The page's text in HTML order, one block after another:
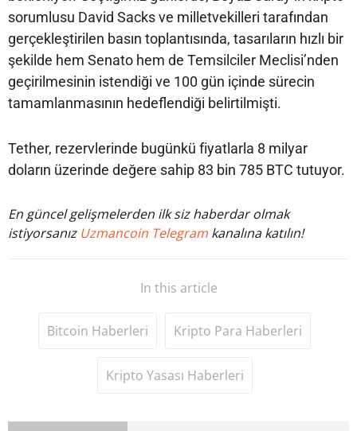
sorumlusu David Sacks ve milletvekilleri tarafından
gerçekleştirilen basın toplantısında, tasarıların hızlı bir
şekilde hem Senato hem de Temsilciler Meclisi’nden
geçirilmesinin istendiği ve 100 gün içinde sürecin
tamamlanmasının hedeflendiği belirtilmişti.
Tether, rezervlerinde bugünkü fiyatlarla 8 milyar
doların üzerinde değere sahip 83 bin 785 BTC tutuyor.
En güncel gelişmelerden ilk siz haberdar olmak
istiyorsanız Uzmancoin Telegram kanalına katılın!
In this article
Bitcoin Haberleri Kripto Para Haberleri
Kripto Yasası Haberleri